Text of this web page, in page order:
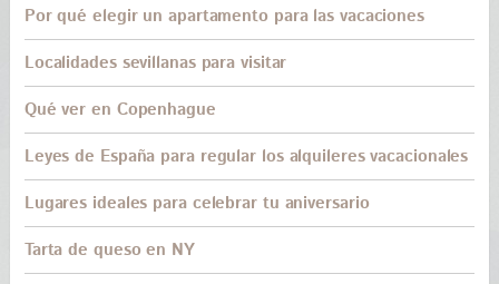
Por qué elegir un apartamento para las vacaciones
Localidades sevillanas para visitar
Qué ver en Copenhague
Leyes de España para regular los alquileres vacacionales
Lugares ideales para celebrar tu aniversario
Tarta de queso en NY